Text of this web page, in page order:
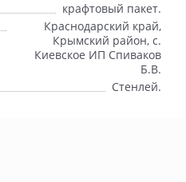
крафтовый пакет.
Краснодарский край,
Крымский район, с.
Киевское ИП Спиваков
Б.В.
Стенлей.